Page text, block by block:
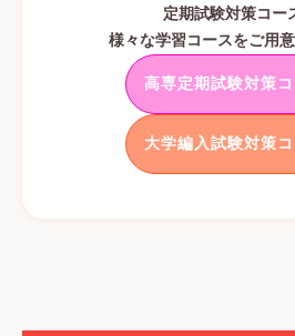
定期試験対策コー
様々な学習コースをご用意
高専定期試験対策
大学編入試験対策